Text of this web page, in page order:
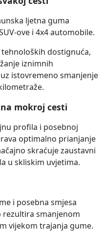
ljetna guma
ove i 4x4 automobile.
dostignuća,
iznimnih
istovremeno smanjenje
mokroj cesti
profila i posebnoj
optimalno prianjanje
skraćuje zaustavni
u skliskim uvjetima.
i posebna smjesa
smanjenom
vijekom trajanja gume.